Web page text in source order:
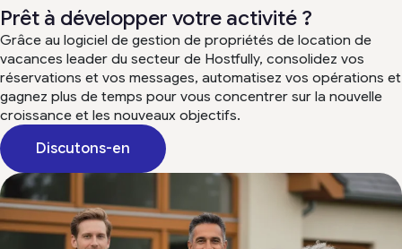
Prêt à développer votre activité ?
Grâce au logiciel de gestion de propriétés de location de
vacances leader du secteur de Hostfully, consolidez vos
réservations et vos messages, automatisez vos opérations et
gagnez plus de temps pour vous concentrer sur la nouvelle
croissance et les nouveaux objectifs.
Discutons-en